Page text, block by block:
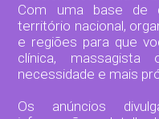
Com uma base de
território nacional,
e regiões para que
clínica,
necessidade e mais
Os anúncios